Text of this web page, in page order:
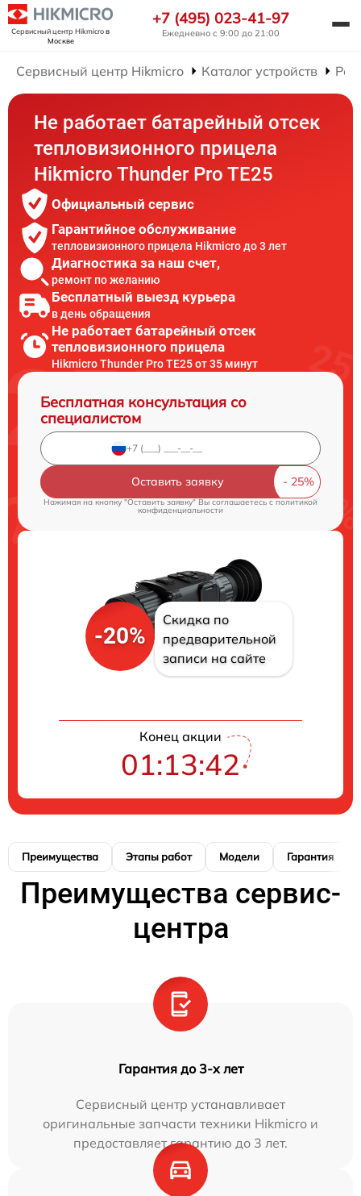
Сервисный центр Hikmicroв
Москве
+7 (495) 023-41-97
Ежедневно с 9:00 до 21:00
Сервисный центр Hikmicro Каталог устройств
Не работает батарейный отсек
тепловизионного прицела
Hikmicro Thunder Pro TE25
Официальный сервис
Гарантийное обслуживание
тепловизионного прицела Hikmicro до 3 лет
Диагностика за наш счет,
ремонт по желанию
Бесплатный выезд курьера
в день обращения
Не работает батарейный отсек
тепловизионного прицела
Hikmicro Thunder Pro TE25 от 35 минут
Бесплатная консультация со
специалистом
Оставить заявку
Нажимая на кнопку "Оставить заявку" Вы соглашаетесь cполитикой
конфиденциальности
-20%
Скидка по
предварительной
записи на сайте
Конец акции
01:13:41
Преимущества Этапы работ Модели Гарантия
Преимущества сервис-
центра
Гарантия до 3-х лет
Сервисный центр устанавливает
оригинальные запчасти техники Hikmicro и
предоставляет гарантию до 3 лет.